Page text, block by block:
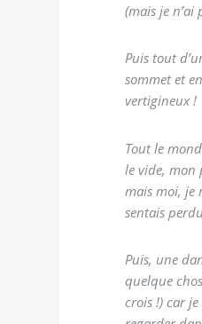
(mais je n’ai
Puis tout
sommet et
vertigineux !
Tout le
le vide, mon
mais moi, je
sentais
Puis, une
quelque
crois !) car je